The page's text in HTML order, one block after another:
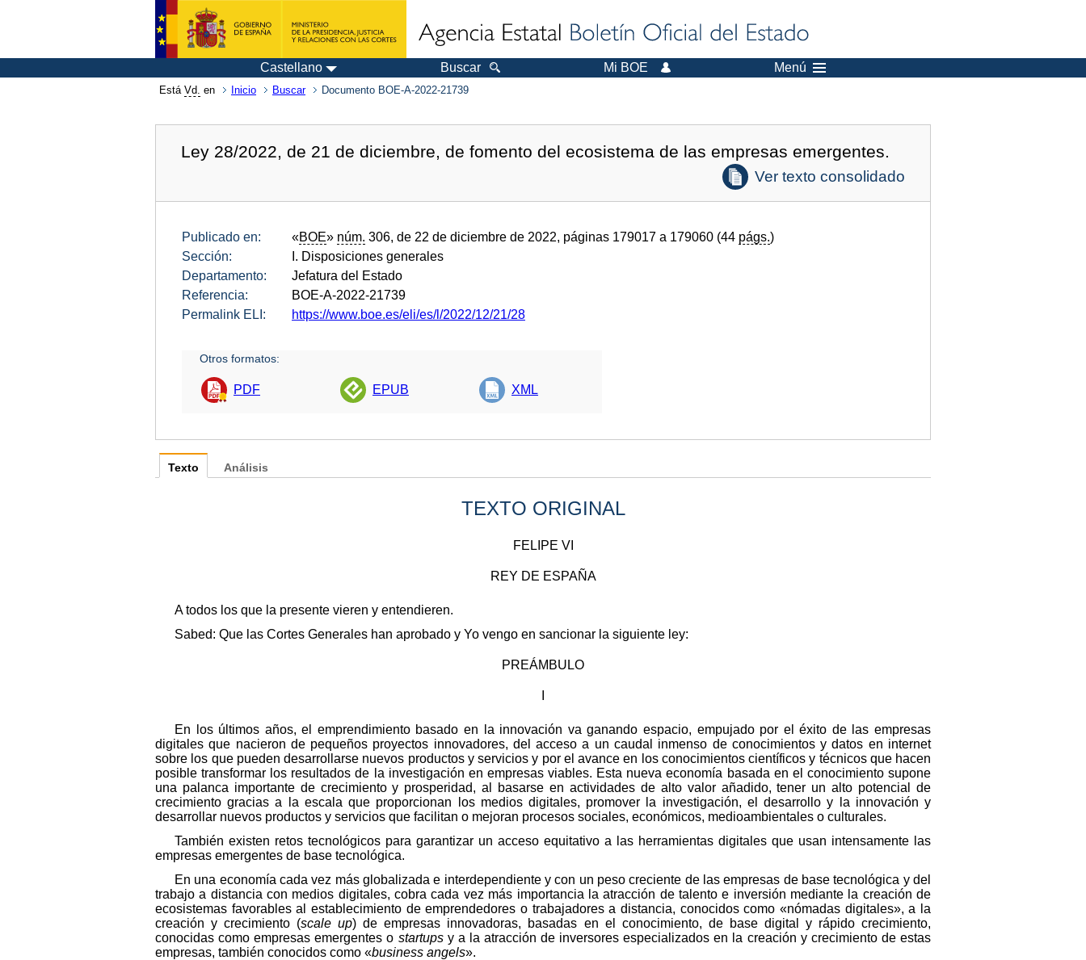
Castellano Buscar Mi BOE Menú
Está Vd. en Inicio Buscar Documento BOE-A-2022-21739
Ley 28/2022, de 21 de diciembre, de fomento del ecosistema de las empresas emergentes.
Ver texto consolidado
Publicado en: «BOE» núm. 306, de 22 de diciembre de 2022, páginas 179017 a 179060 (44 págs.)
Sección:
I. Disposiciones generales
Departamento:
Jefatura del Estado
Referencia:
BOE-A-2022-21739
Permalink ELI:
https://www.boe.es/eli/es/l/2022/12/21/28
Otros formatos:
PDF EPUB XML
Texto
TEXTO ORIGINAL
FELIPE VI
REY DE ESPAÑA
A todos los que la presente vieren y entendieren.
Sabed: Que las Cortes Generales han aprobado y Yo vengo en sancionar la siguiente ley:
PREÁMBULO
En los últimos años, el emprendimiento basado en la innovación va ganando espacio, empujado por el éxito de las empresas
digitales que nacieron de pequeños proyectos innovadores, del acceso a un caudal inmenso de conocimientos y datos en internet
sobre los que pueden desarrollarse nuevos productos y servicios y por el avance en los conocimientos científicos y técnicos que hacen
posible transformar los resultados de la investigación en empresas viables. Esta nueva economía basada en el conocimiento supone
una palanca importante de crecimiento y prosperidad, al basarse en actividades de alto valor añadido, tener un alto potencial de
crecimiento gracias a la escala que proporcionan los medios digitales, promover la investigación, el desarrollo y la innovación y
desarrollar nuevos productos y servicios que facilitan o mejoran procesos sociales, económicos, medioambientales o culturales.
También existen retos tecnológicos para garantizar un acceso equitativo a las herramientas digitales que usan intensamente las
empresas emergentes de base tecnológica.
En una economía cada vez más globalizada e interdependiente y con un peso creciente de las empresas de base tecnológica y del
trabajo a distancia con medios digitales, cobra cada vez más importancia la atracción de talento e inversión mediante la creación de
ecosistemas favorables al establecimiento de emprendedores o trabajadores a distancia, conocidos como «nómadas digitales», a la
creación y crecimiento (scale up) de empresas innovadoras, basadas en el conocimiento, de base digital y rápido crecimiento,
conocidas como empresas emergentes o startups y a la atracción de inversores especializados en la creación y crecimiento de estas
empresas, también conocidos como «business angels».
Análisis